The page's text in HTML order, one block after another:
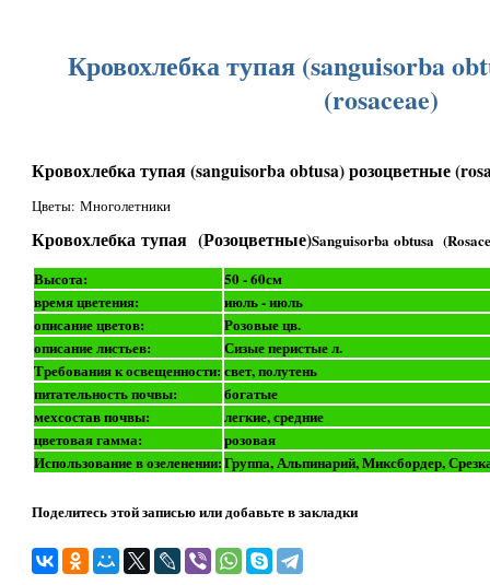
Кровохлебка тупая (sanguisorba
(rosaceae)
Кровохлебка тупая (sanguisorba obtusa) розоцветные
Цветы: Многолетники
Кровохлебка тупая (Розоцветные)Sanguisorba obtusa
Высота:
50 - 60см
время цветения:
июль - июль
описание цветов:
Розовые цв.
описание листьев:
Сизые перистые л.
Требования к освещенности: свет, полутень
питательность почвы:
богатые
мехсостав почвы:
легкие, средние
цветовая гамма:
розовая
Использование в озеленении:Группа, Альпинарий, Миксбордер,
Поделитесь этой записью или добавьте в закладки